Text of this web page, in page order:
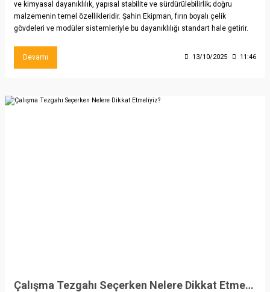
ve kimyasal dayanıklılık, yapısal stabilite ve sürdürülebilirlik; doğru
malzemenin temel özellikleridir. Şahin Ekipman, fırın boyalı çelik
gövdeleri ve modüler sistemleriyle bu dayanıklılığı standart hale getirir.
Devamı 13/10/2025 11:46
Çalışma Tezgahı Seçerken Nelere Dikkat Etmeliyiz?